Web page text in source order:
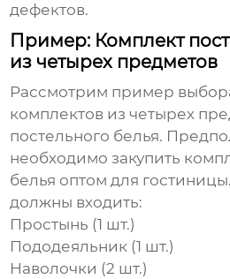
дефектов.
Пример: Комплект
из четырех предметов
Рассмотрим пример
комплектов из четырех
постельного белья.
необходимо закупить
белья оптом для
должны входить:
Простынь (1 шт.)
Пододеяльник (1 шт.)
Наволочки (2 шт.)